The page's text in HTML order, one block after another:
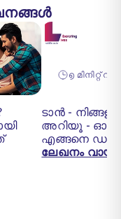
൭ മിനിറ്റ്
ടാൻ -
അറിയൂ -
എങ്ങനെ
ലേഖനം